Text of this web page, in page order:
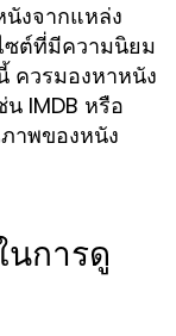
งจากแหล่ง
ซต์ที่มีความนิยม
ควรมองหาหนัง
IMDB หรือ
าพของหนัง
นการดู